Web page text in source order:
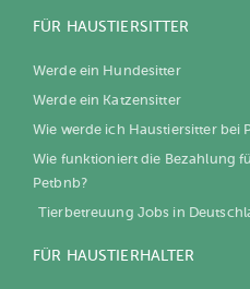
FÜR HAUSTIERSITTER
Werde ein Hundesitter
Werde ein Katzensitter
Wie werde ich Haustiersitter bei
Wie funktioniert die Bezahlung
Petbnb?
Tierbetreuung Jobs in
FÜR HAUSTIERHALTER